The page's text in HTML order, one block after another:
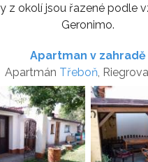
z okolí jsou řazené podle
Geronimo.
Apartman v zahradě
Apartmán Třeboň,